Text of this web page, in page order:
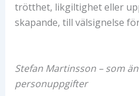
trötthet, likgiltighet eller
skapande, till välsignelse
Stefan Martinsson – som
personuppgifter